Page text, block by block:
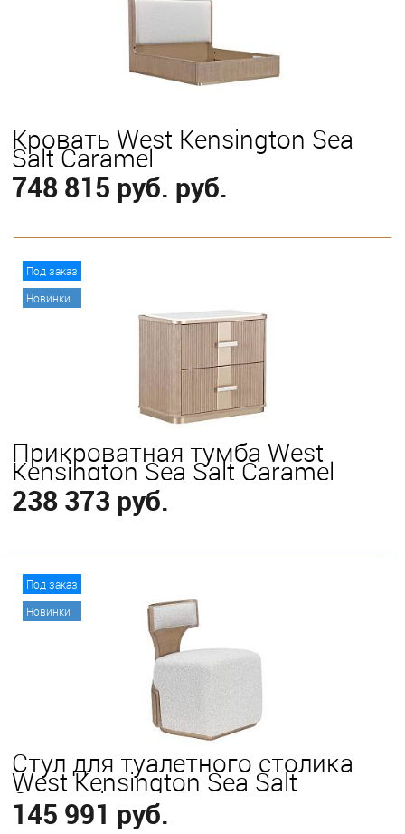
Кровать West Kensington Sea
Salt Caramel
748 815 руб. руб.
Выберите
Под заказ
Новинки
Прикроватная тумба West
Kensington Sea Salt Caramel
238 373 руб.
Под заказ
Новинки
Стул для туалетного столика
West Kensington Sea Salt
Caramel
145 991 руб.